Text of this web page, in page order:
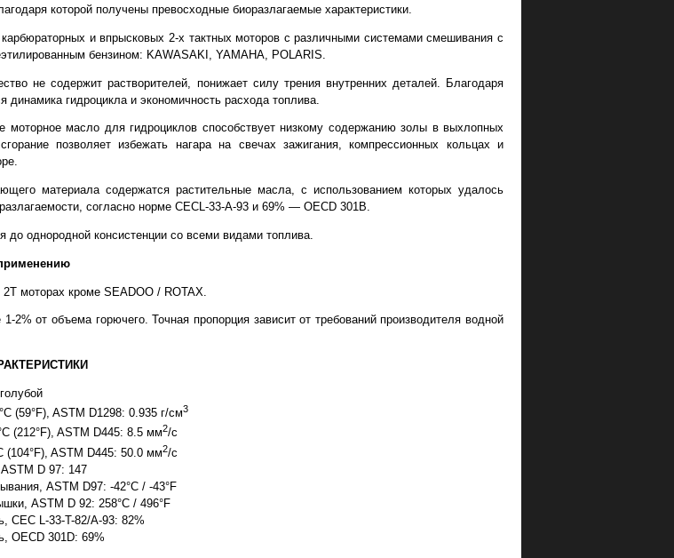
которой получены превосходные биоразлагаемые характеристики.
и впрысковых 2-х тактных моторов с различными системами смешивания с
бензином: KAWASAKI, YAMAHA, POLARIS.
не содержит растворителей, понижает силу трения внутренних деталей. Благодаря
динамика гидроцикла и экономичность расхода топлива.
моторное масло для гидроциклов способствует низкому содержанию золы в выхлопных
позволяет избежать нагара на свечах зажигания, компрессионных кольцах и
материала содержатся растительные масла, с использованием которых удалось
согласно норме CECL-33-A-93 и 69% — OECD 301B.
до однородной консистенции со всеми видами топлива.
моторах кроме SEADOO / ROTAX.
2% от объема горючего. Точная пропорция зависит от требований производителя водной
(59°F), ASTM D1298: 0.935 г/см3
(212°F), ASTM D445: 8.5 мм2/с
(104°F), ASTM D445: 50.0 мм2/с
D 97: 147
ASTM D97: -42°C / -43°F
ASTM D 92: 258°C / 496°F
CEC L-33-T-82/A-93: 82%
OECD 301D: 69%